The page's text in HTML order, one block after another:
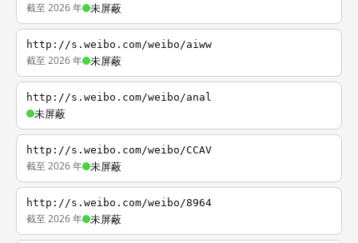
截至 2026 年 未屏蔽
http://s.weibo.com/weibo/aiww
截至 2026 年 未屏蔽
http://s.weibo.com/weibo/anal
未屏蔽
http://s.weibo.com/weibo/CCAV
截至 2026 年 未屏蔽
http://s.weibo.com/weibo/8964
截至 2026 年 未屏蔽